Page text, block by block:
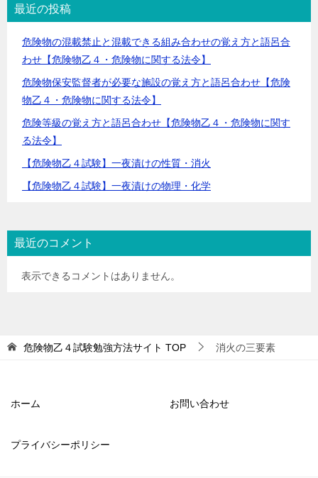
最近の投稿
危険物の混載禁止と混載できる組み合わせの覚え方と語呂合
わせ【危険物乙４・危険物に関する法令】
危険物保安監督者が必要な施設の覚え方と語呂合わせ【危険
物乙４・危険物に関する法令】
危険等級の覚え方と語呂合わせ【危険物乙４・危険物に関す
る法令】
【危険物乙４試験】一夜漬けの性質・消火
【危険物乙４試験】一夜漬けの物理・化学
最近のコメント
表示できるコメントはありません。
危険物乙４試験勉強方法サイト TOP 消火の三要素
ホーム お問い合わせ
プライバシーポリシー